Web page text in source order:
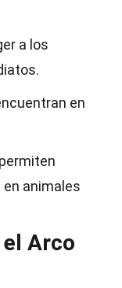
a los
en
animales
Arco